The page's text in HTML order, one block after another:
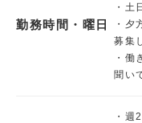
勤務時間・曜日
・土
・夕
募集
・働
聞い
・週